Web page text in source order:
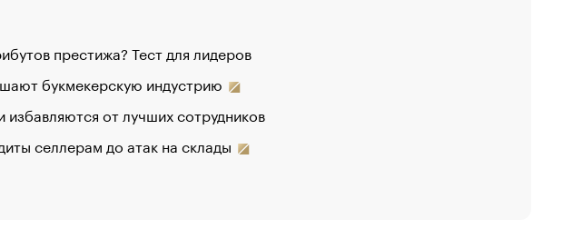
престижа? Тест для лидеров
букмекерскую индустрию
от лучших сотрудников
селлерам до атак на склады